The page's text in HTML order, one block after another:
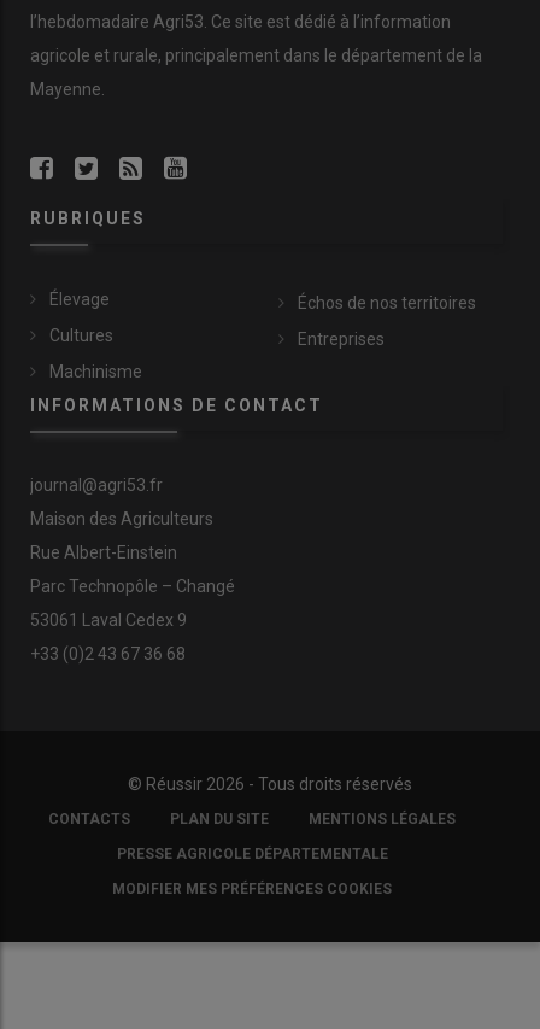
l’hebdomadaire Agri53. Ce site est dédié à l’information
agricole et rurale, principalement dans le département de la
Mayenne.
RUBRIQUES
Élevage
Cultures
Machinisme
Échos de nos territoires
Entreprises
INFORMATIONS DE CONTACT
journal@agri53.fr
Maison des Agriculteurs
Rue Albert-Einstein
Parc Technopôle – Changé
53061 Laval Cedex 9
+33 (0)2 43 67 36 68
© Réussir 2026 - Tous droits réservés
FOOTER
COPYRIGHT
CONTACTS PLAN DU SITE MENTIONS LÉGALES
PRESSE AGRICOLE DÉPARTEMENTALE
MODIFIER MES PRÉFÉRENCES COOKIES